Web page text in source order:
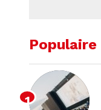
Populaire